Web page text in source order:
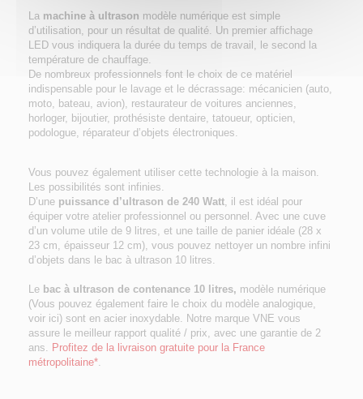
La machine à ultrason modèle numérique est simple
d’utilisation, pour un résultat de qualité. Un premier affichage
LED vous indiquera la durée du temps de travail, le second la
température de chauffage.
De nombreux professionnels font le choix de ce matériel
indispensable pour le lavage et le décrassage: mécanicien (auto,
moto, bateau, avion), restaurateur de voitures anciennes,
horloger, bijoutier, prothésiste dentaire, tatoueur, opticien,
podologue, réparateur d’objets électroniques.
Vous pouvez également utiliser cette technologie à la maison.
Les possibilités sont infinies.
D’une puissance d’ultrason de 240 Watt, il est idéal pour
équiper votre atelier professionnel ou personnel. Avec une cuve
d’un volume utile de 9 litres, et une taille de panier idéale (28 x
23 cm, épaisseur 12 cm), vous pouvez nettoyer un nombre infini
d’objets dans le bac à ultrason 10 litres.
Le bac à ultrason de contenance 10 litres, modèle numérique
(Vous pouvez également faire le choix du modèle analogique,
voir ici) sont en acier inoxydable. Notre marque VNE vous
assure le meilleur rapport qualité / prix, avec une garantie de 2
ans. Profitez de la livraison gratuite pour la France
métropolitaine*.